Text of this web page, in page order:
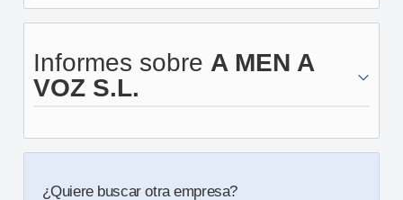
Informes sobre A MEN A
VOZ S.L.
¿Quiere buscar otra empresa?